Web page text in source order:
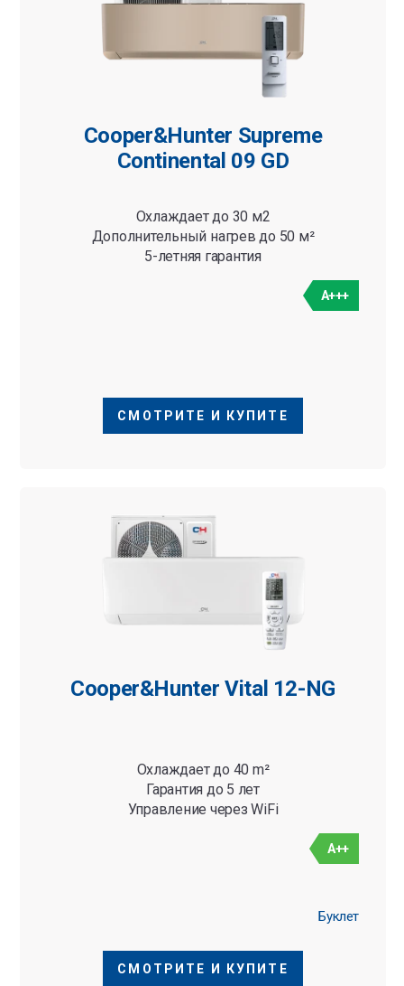
Cooper&Hunter Supreme
Continental 09 GD
Охлаждает до 30 м2
Дополнительный нагрев до 50 м²
5-летняя гарантия
A+++
СМОТРИТЕ И КУПИТЕ
Cooper&Hunter Vital 12-NG
Охлаждает до 40 m²
Гарантия до 5 лет
Управление через WiFi
A++
Буклет
СМОТРИТЕ И КУПИТЕ